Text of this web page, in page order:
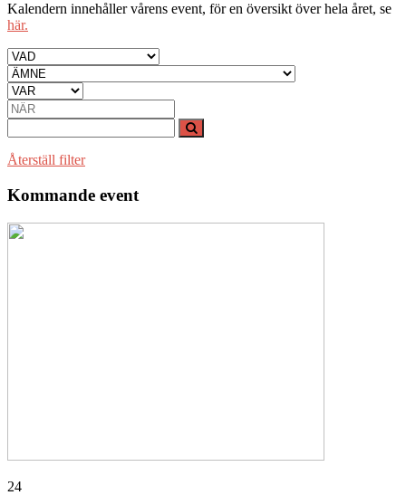
Kalendern innehåller vårens event, för en översikt över hela året, se
här.
Återställ filter
Kommande event
24